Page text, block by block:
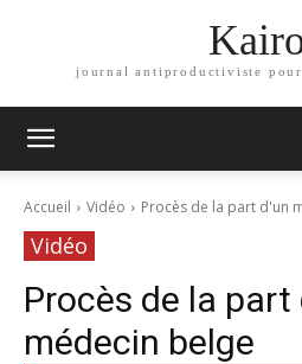
journal antiproductiviste pour
Accueil Vidéo Procès de la part d'un
Vidéo
Procès de la part
médecin belge